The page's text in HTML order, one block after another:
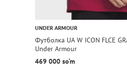
UNDER ARMOUR
Футболка UA W ICON FLCE
Under Armour
469 000 so‘m